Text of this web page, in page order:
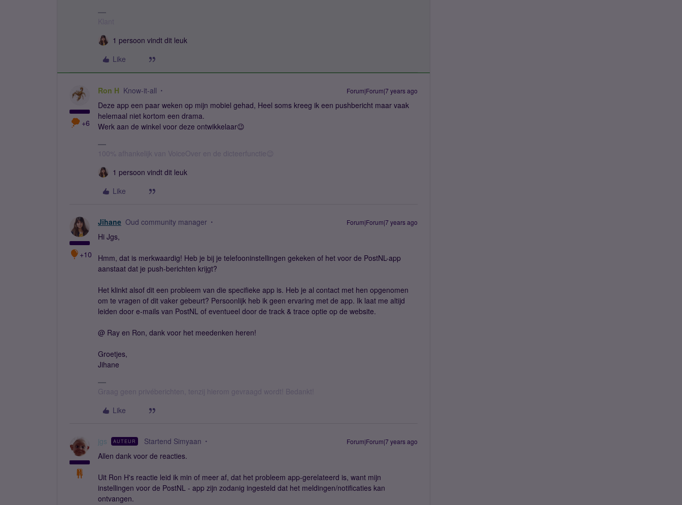
1 persoon vindt dit leuk
Like
+6
Ron H Know-it-all Forum|Forum|7 years ago
Deze app een paar weken op mijn mobiel gehad, Heel soms kreeg ik een pushbericht maar vaak
helemaal niet kortom een drama.
Werk aan de winkel voor deze ontwikkelaar😉
100% afhankelijk van VoiceOver en de dicteerfunctie😉
1 persoon vindt dit leuk
Like
+10
Jihane Oud community manager Forum|Forum|7 years ago
Hi Jgs,
Hmm, dat is merkwaardig! Heb je bij je telefooninstellingen gekeken of het voor de PostNL-app
aanstaat dat je push-berichten krijgt?
Het klinkt alsof dit een probleem van die specifieke app is. Heb je al contact met hen opgenomen
om te vragen of dit vaker gebeurt? Persoonlijk heb ik geen ervaring met de app. Ik laat me altijd
leiden door e-mails van PostNL of eventueel door de track & trace optie op de website.
@ Ray en Ron, dank voor het meedenken heren!
Groetjes,
Jihane
Graag geen privéberichten, tenzij hierom gevraagd wordt! Bedankt!
Like
jgs AUTEUR Startend Simyaan Forum|Forum|7 years ago
Allen dank voor de reacties.
Uit Ron H's reactie leid ik min of meer af, dat het probleem app-gerelateerd is, want mijn
instellingen voor de PostNL - app zijn zodanig ingesteld dat het meldingen/notificaties kan
ontvangen.